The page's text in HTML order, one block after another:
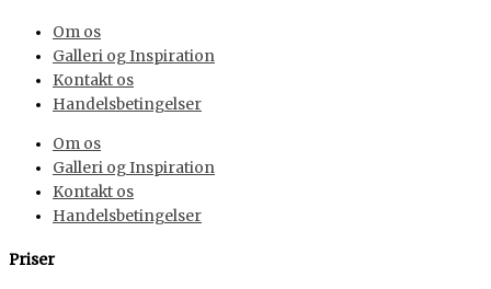
Om os
Galleri og Inspiration
Kontakt os
Handelsbetingelser
Om os
Galleri og Inspiration
Kontakt os
Handelsbetingelser
Priser